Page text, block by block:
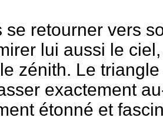
se retourner vers
lui aussi le
zénith. Le
exactement
étonné et